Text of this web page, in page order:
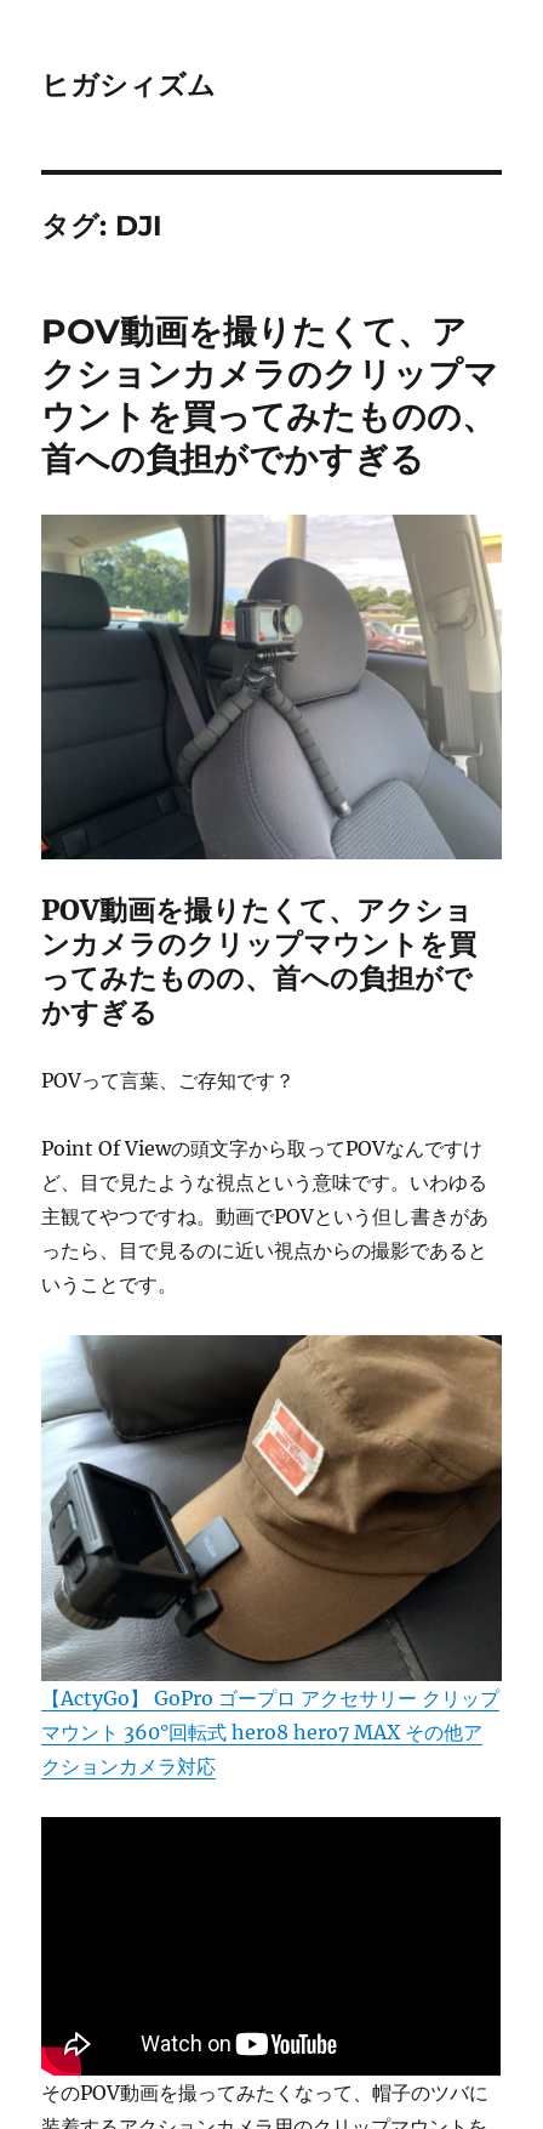
ヒガシィズム
タグ: DJI
POV動画を撮りたくて、ア
クションカメラのクリップマ
ウントを買ってみたものの、
首への負担がでかすぎる
POV動画を撮りたくて、アクショ
ンカメラのクリップマウントを買
ってみたものの、首への負担がで
かすぎる
POVって言葉、ご存知です？
Point Of Viewの頭文字から取ってPOVなんですけ
ど、目で見たような視点という意味です。いわゆる
主観てやつですね。動画でPOVという但し書きがあ
ったら、目で見るのに近い視点からの撮影であると
いうことです。
【ActyGo】 GoPro ゴープロ アクセサリー クリップ
マウント 360°回転式 hero8 hero7 MAX その他ア
クションカメラ対応
そのPOV動画を撮ってみたくなって、帽子のツバに